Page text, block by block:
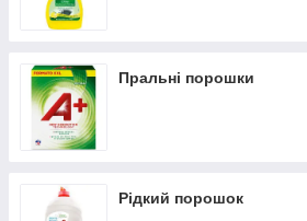
Пральні порошки
Рідкий порошок